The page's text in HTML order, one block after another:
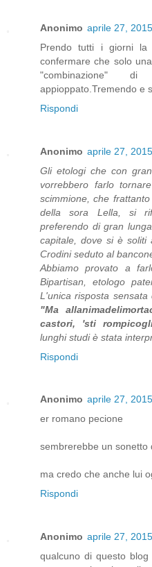
Anonimo aprile 27,
Prendo tutti i giorni la
confermare che solo
"combinazione"
appioppato.Tremendo e
Rispondi
Anonimo aprile 27,
Gli etologi che con
vorrebbero farlo
scimmione, che
della sora Lella, si
preferendo di gran
capitale, dove si è soliti
Crodini seduto al
Abbiamo provato a
Bipartisan, etologo
L'unica risposta
"Ma
castori, 'sti
lunghi studi è stata
Rispondi
Anonimo aprile 27,
er romano pecione
sembrerebbe un sonetto
ma credo che anche lui
Rispondi
Anonimo aprile 27,
qualcuno di questo